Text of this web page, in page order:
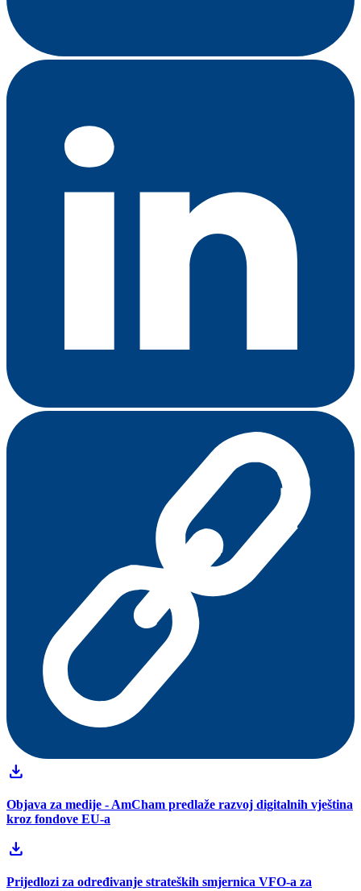
download
Objava za medije - AmCham predlaže razvoj digitalnih vještina
kroz fondove EU-a
download
Prijedlozi za određivanje strateških smjernica VFO-a za